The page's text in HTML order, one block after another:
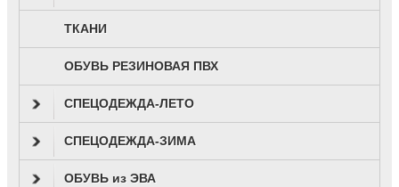
ТКАНИ
ОБУВЬ РЕЗИНОВАЯ ПВХ
СПЕЦОДЕЖДА-ЛЕТО
СПЕЦОДЕЖДА-ЗИМА
ОБУВЬ из ЭВА